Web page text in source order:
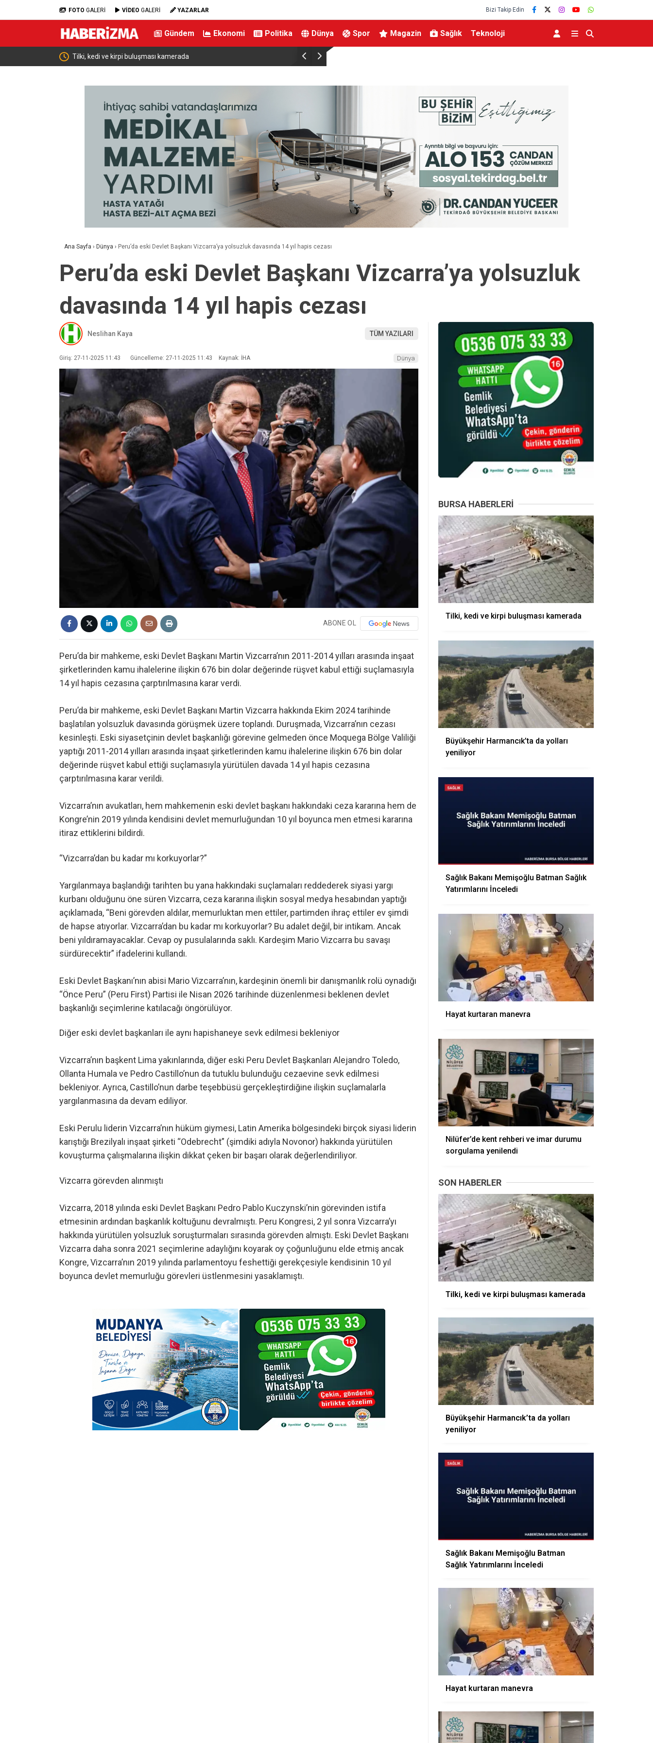
FOTO GALERİ VİDEO GALERİ YAZARLAR Bizi Takip Edin
Gündem Ekonomi Politika Dünya Spor Magazin Sağlık Teknoloji
Büyükşehir Harmancık’ta da yolları yeniliyor Sağlık Bakanı Memişoğlu Batman Sağlık Yatırımlarını İnceledi
Ana Sayfa › Dünya › Peru’da eski Devlet Başkanı Vizcarra’ya yolsuzluk davasında 14 yıl hapis cezası
Peru’da eski Devlet Başkanı Vizcarra’ya yolsuzluk
davasında 14 yıl hapis cezası
Neslihan Kaya TÜM YAZILARI
Giriş: 27-11-2025 11:43 Güncelleme: 27-11-2025 11:43 Kaynak: İHA Dünya
ABONE OL
Peru’da bir mahkeme, eski Devlet Başkanı Martin Vizcarra’nın 2011-2014 yılları arasında inşaat
şirketlerinden kamu ihalelerine ilişkin 676 bin dolar değerinde rüşvet kabul ettiği suçlamasıyla
14 yıl hapis cezasına çarptırılmasına karar verdi.
Peru’da bir mahkeme, eski Devlet Başkanı Martin Vizcarra hakkında Ekim 2024 tarihinde
başlatılan yolsuzluk davasında görüşmek üzere toplandı. Duruşmada, Vizcarra’nın cezası
kesinleşti. Eski siyasetçinin devlet başkanlığı görevine gelmeden önce Moquega Bölge Valiliği
yaptığı 2011-2014 yılları arasında inşaat şirketlerinden kamu ihalelerine ilişkin 676 bin dolar
değerinde rüşvet kabul ettiği suçlamasıyla yürütülen davada 14 yıl hapis cezasına
çarptırılmasına karar verildi.
Vizcarra’nın avukatları, hem mahkemenin eski devlet başkanı hakkındaki ceza kararına hem de
Kongre’nin 2019 yılında kendisini devlet memurluğundan 10 yıl boyunca men etmesi kararına
itiraz ettiklerini bildirdi.
“Vizcarra’dan bu kadar mı korkuyorlar?”
Yargılanmaya başlandığı tarihten bu yana hakkındaki suçlamaları reddederek siyasi yargı
kurbanı olduğunu öne süren Vizcarra, ceza kararına ilişkin sosyal medya hesabından yaptığı
açıklamada, “Beni görevden aldılar, memurluktan men ettiler, partimden ihraç ettiler ev şimdi
de hapse atıyorlar. Vizcarra’dan bu kadar mı korkuyorlar? Bu adalet değil, bir intikam. Ancak
beni yıldıramayacaklar. Cevap oy pusulalarında saklı. Kardeşim Mario Vizcarra bu savaşı
sürdürecektir” ifadelerini kullandı.
Eski Devlet Başkanı’nın abisi Mario Vizcarra’nın, kardeşinin önemli bir danışmanlık rolü oynadığı
“Önce Peru” (Peru First) Partisi ile Nisan 2026 tarihinde düzenlenmesi beklenen devlet
başkanlığı seçimlerine katılacağı öngörülüyor.
Diğer eski devlet başkanları ile aynı hapishaneye sevk edilmesi bekleniyor
Vizcarra’nın başkent Lima yakınlarında, diğer eski Peru Devlet Başkanları Alejandro Toledo,
Ollanta Humala ve Pedro Castillo’nun da tutuklu bulunduğu cezaevine sevk edilmesi
bekleniyor. Ayrıca, Castillo’nun darbe teşebbüsü gerçekleştirdiğine ilişkin suçlamalarla
yargılanmasına da devam ediliyor.
Eski Perulu liderin Vizcarra’nın hüküm giymesi, Latin Amerika bölgesindeki birçok siyasi liderin
karıştığı Brezilyalı inşaat şirketi “Odebrecht” (şimdiki adıyla Novonor) hakkında yürütülen
kovuşturma çalışmalarına ilişkin dikkat çeken bir başarı olarak değerlendiriliyor.
Vizcarra görevden alınmıştı
Vizcarra, 2018 yılında eski Devlet Başkanı Pedro Pablo Kuczynski’nin görevinden istifa
etmesinin ardından başkanlık koltuğunu devralmıştı. Peru Kongresi, 2 yıl sonra Vizcarra’yı
hakkında yürütülen yolsuzluk soruşturmaları sırasında görevden almıştı. Eski Devlet Başkanı
Vizcarra daha sonra 2021 seçimlerine adaylığını koyarak oy çoğunluğunu elde etmiş ancak
Kongre, Vizcarra’nın 2019 yılında parlamentoyu feshettiği gerekçesiyle kendisinin 10 yıl
boyunca devlet memurluğu görevleri üstlenmesini yasaklamıştı.
BURSA HABERLERI
Tilki, kedi ve kirpi buluşması kamerada
Büyükşehir Harmancık’ta da yolları
yeniliyor
Sağlık Bakanı Memişoğlu Batman Sağlık
Yatırımlarını İnceledi
Hayat kurtaran manevra
Nilüfer’de kent rehberi ve imar durumu
sorgulama yenilendi
SON HABERLER
Tilki, kedi ve kirpi buluşması kamerada
Büyükşehir Harmancık’ta da yolları
yeniliyor
Sağlık Bakanı Memişoğlu Batman
Sağlık Yatırımlarını İnceledi
Hayat kurtaran manevra